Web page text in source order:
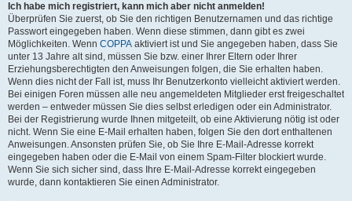
Ich habe mich registriert, kann mich aber nicht anmelden!
Überprüfen Sie zuerst, ob Sie den richtigen Benutzernamen und das richtige
Passwort eingegeben haben. Wenn diese stimmen, dann gibt es zwei
Möglichkeiten. Wenn COPPA aktiviert ist und Sie angegeben haben, dass Sie
unter 13 Jahre alt sind, müssen Sie bzw. einer Ihrer Eltern oder Ihrer
Erziehungsberechtigten den Anweisungen folgen, die Sie erhalten haben.
Wenn dies nicht der Fall ist, muss Ihr Benutzerkonto vielleicht aktiviert werden.
Bei einigen Foren müssen alle neu angemeldeten Mitglieder erst freigeschaltet
werden – entweder müssen Sie dies selbst erledigen oder ein Administrator.
Bei der Registrierung wurde Ihnen mitgeteilt, ob eine Aktivierung nötig ist oder
nicht. Wenn Sie eine E-Mail erhalten haben, folgen Sie den dort enthaltenen
Anweisungen. Ansonsten prüfen Sie, ob Sie Ihre E-Mail-Adresse korrekt
eingegeben haben oder die E-Mail von einem Spam-Filter blockiert wurde.
Wenn Sie sich sicher sind, dass Ihre E-Mail-Adresse korrekt eingegeben
wurde, dann kontaktieren Sie einen Administrator.